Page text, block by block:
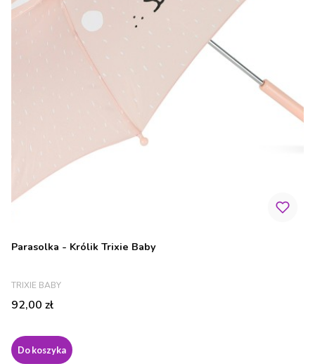
Parasolka - Królik Trixie Baby
PRODUCENT
TRIXIE BABY
Cena
92,00 zł
Do koszyka